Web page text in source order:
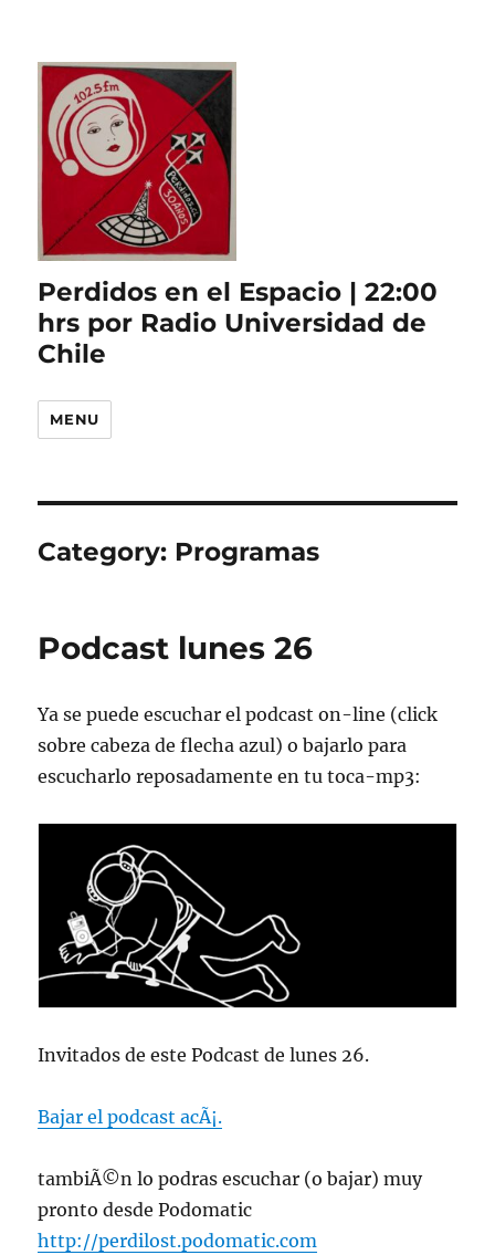
Perdidos en el Espacio | 22:00
hrs por Radio Universidad de
Chile
MENU
Category: Programas
Podcast lunes 26
Ya se puede escuchar el podcast on-line (click
sobre cabeza de flecha azul) o bajarlo para
escucharlo reposadamente en tu toca-mp3:
Invitados de este Podcast de lunes 26.
Bajar el podcast acÃ¡.
tambiÃ©n lo podras escuchar (o bajar) muy
pronto desde Podomatic
http://perdilost.podomatic.com